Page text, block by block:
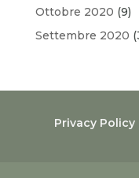
Ottobre 2020 (9)
Settembre 2020
Privacy Policy